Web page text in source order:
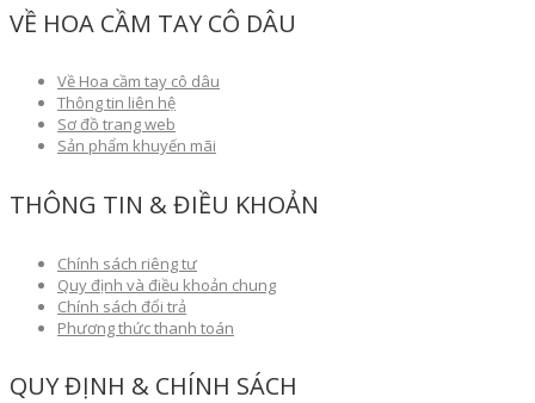
VỀ HOA CẦM TAY CÔ DÂU
Về Hoa cầm tay cô dâu
Thông tin liên hệ
Sơ đồ trang web
Sản phẩm khuyến mãi
THÔNG TIN & ĐIỀU KHOẢN
Chính sách riêng tư
Quy định và điều khoản chung
Chính sách đổi trả
Phương thức thanh toán
QUY ĐỊNH & CHÍNH SÁCH